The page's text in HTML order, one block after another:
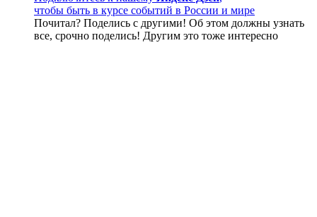
чтобы быть в курсе событий в России и мире
Почитал? Поделись с другими! Об этом должны узнать
все, срочно поделись! Другим это тоже интересно